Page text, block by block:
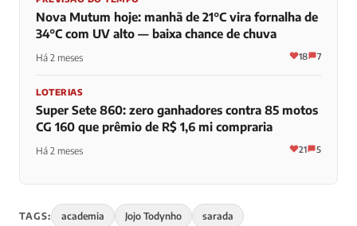
Nova Mutum hoje: manhã de 21°C vira fornalha de
34°C com UV alto — baixa chance de chuva
Há 2 meses 18 7
LOTERIAS
Super Sete 860: zero ganhadores contra 85 motos
CG 160 que prêmio de R$ 1,6 mi compraria
Há 2 meses 21 5
TAGS: academia Jojo Todynho sarada